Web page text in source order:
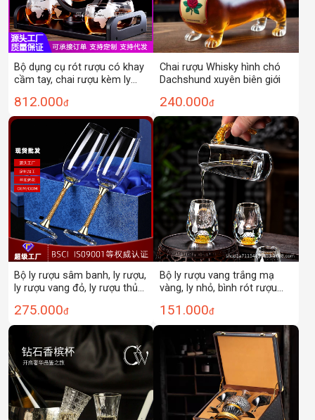
Bộ dụng cụ rót rượu có khay
cầm tay, chai rượu kèm ly
borosilicate cao cấp, bộ
rượu vang, hộp quà rượu
vang đỏ, ly rượu vang đỏ
812.000đ
Chai rượu Whisky hình chó
Dachshund xuyên biên giới
240.000đ
Bộ ly rượu sâm banh, ly rượu,
ly rượu vang đỏ, ly rượu thủy
rượu, giá để ly lộn ngược,
hộp quà tặng
275.000đ
Bộ ly rượu vang trắng mạ
vàng, ly nhỏ, bình rót rượu
sake, ly rượu dùng trong gia
đình.
151.000đ